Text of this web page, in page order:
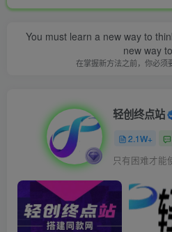
You must learn a new way to
new way
在掌握新方法之前，你必须
轻创终点站
2.1W+
只有困难才能